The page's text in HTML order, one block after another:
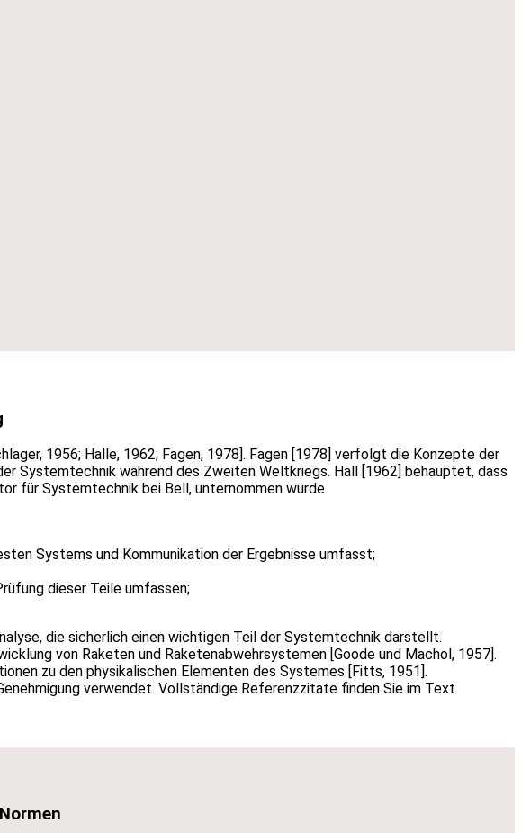
1956; Halle, 1962; Fagen, 1978]. Fagen [1978] verfolgt die Konzepte der
Systemtechnik während des Zweiten Weltkriegs. Hall [1962] behauptet, dass
für Systemtechnik bei Bell, unternommen wurde.
Systems und Kommunikation der Ergebnisse umfasst;
dieser Teile umfassen;
die sicherlich einen wichtigen Teil der Systemtechnik darstellt.
von Raketen und Raketenabwehrsystemen [Goode und Machol, 1957].
zu den physikalischen Elementen des Systemes [Fitts, 1951].
verwendet. Vollständige Referenzzitate finden Sie im Text.